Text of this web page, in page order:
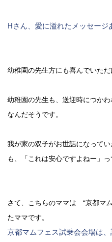
Hさん、愛に溢れたメッセージ
幼稚園の先生方にも喜んでいただ
幼稚園の先生も、送迎時につか
なんだそうです。
我が家の双子がお世話になって
も、「これは安心ですよねー」
さて、こちらのママは　“京都マ
たママです。
京都マムフェス試乗会会場は